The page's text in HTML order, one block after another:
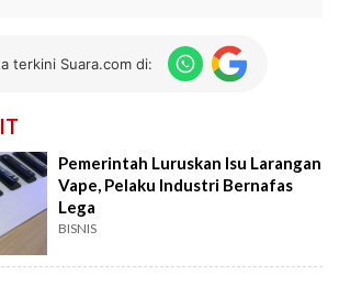
terkini Suara.com di:
Pemerintah Luruskan Isu Larangan
Vape, Pelaku Industri Bernafas
Lega
BISNIS